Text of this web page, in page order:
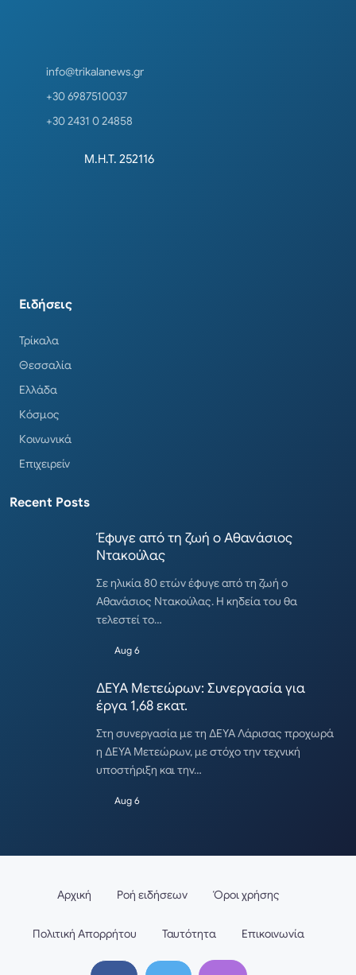
info@trikalanews.gr
+30 6987510037
+30 2431 0 24858
Μ.Η.Τ. 252116
Ειδήσεις
Τρίκαλα
Θεσσαλία
Ελλάδα
Κόσμος
Κοινωνικά
Επιχειρείν
Recent Posts
Έφυγε από τη ζωή ο Αθανάσιος
Ντακούλας
Σε ηλικία 80 ετών έφυγε από τη ζωή ο
Αθανάσιος Ντακούλας. Η κηδεία του θα
τελεστεί το…
Aug 6
ΔΕΥΑ Μετεώρων: Συνεργασία για
έργα 1,68 εκατ.
Στη συνεργασία με τη ΔΕΥΑ Λάρισας προχωρά
η ΔΕΥΑ Μετεώρων, με στόχο την τεχνική
υποστήριξη και την…
Aug 6
Αρχική Ροή ειδήσεων Όροι χρήσης
Πολιτική Απορρήτου Ταυτότητα Επικοινωνία